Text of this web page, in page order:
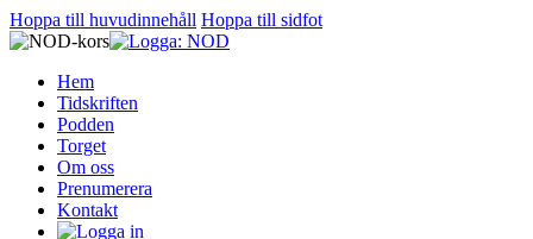
Hoppa till huvudinnehåll Hoppa till sidfot
Hem
Tidskriften
Podden
Torget
Om oss
Prenumerera
Kontakt